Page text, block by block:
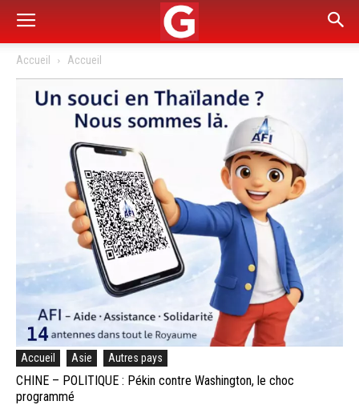
Accueil Accueil
Accueil Asie Autres pays
CHINE – POLITIQUE : Pékin contre Washington, le choc
programmé